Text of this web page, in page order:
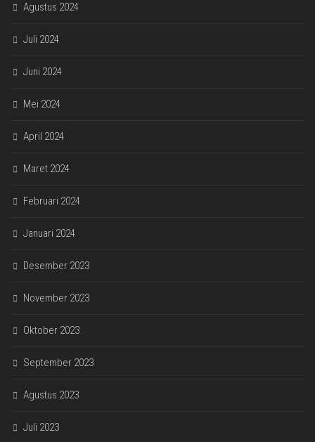
Agustus 2024
Juli 2024
Juni 2024
Mei 2024
April 2024
Maret 2024
Februari 2024
Januari 2024
Desember 2023
November 2023
Oktober 2023
September 2023
Agustus 2023
Juli 2023